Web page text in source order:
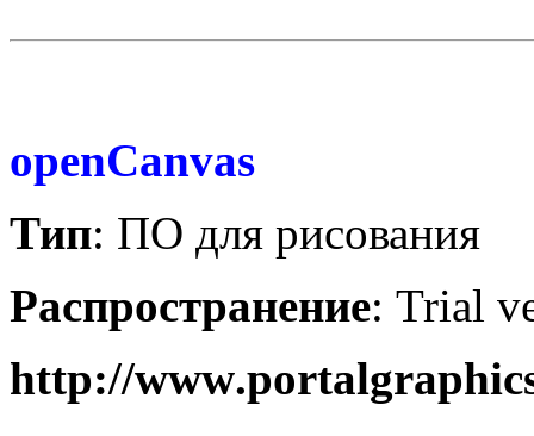
openCanvas
Тип: ПО для рисования
Распространение: Trial
http://www.